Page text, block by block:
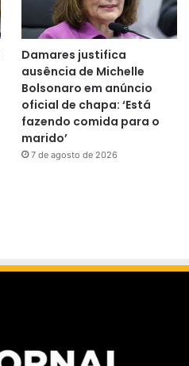
Damares justifica
ausência de Michelle
Bolsonaro em anúncio
oficial de chapa: ‘Está
fazendo comida para o
marido’
7 de agosto de 2026